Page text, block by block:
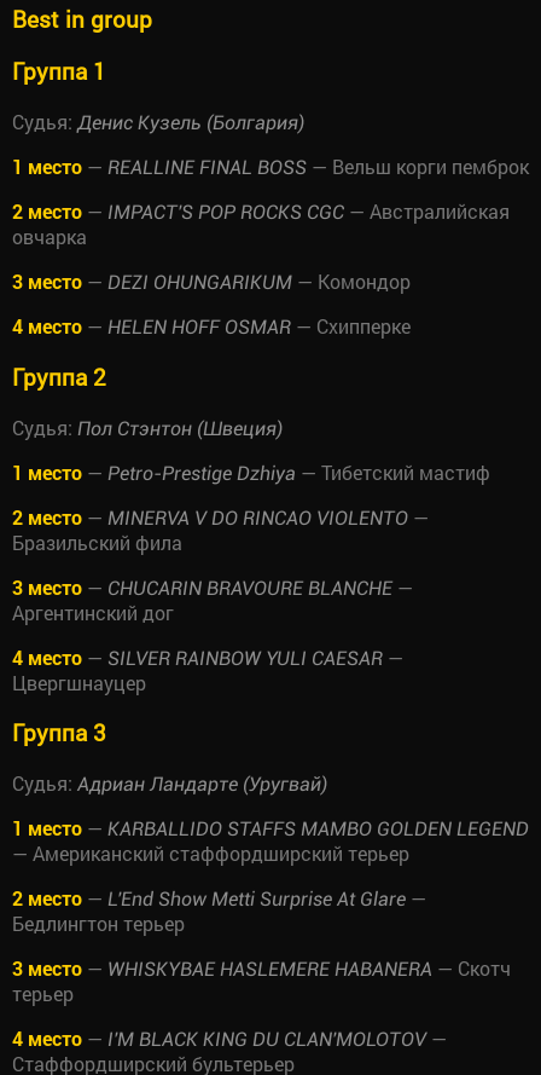
Best in group
Группа 1
Судья: Денис Кузель (Болгария)
1 место — REALLINE FINAL BOSS — Вельш корги пемброк
2 место — IMPACT'S POP ROCKS CGC — Австралийская
овчарка
3 место — DEZI OHUNGARIKUM — Комондор
4 место — HELEN HOFF OSMAR — Схипперке
Группа 2
Судья: Пол Стэнтон (Швеция)
1 место — Petro-Prestige Dzhiya — Тибетский мастиф
2 место — MINERVA V DO RINCAO VIOLENTO —
Бразильский фила
3 место — CHUCARIN BRAVOURE BLANCHE —
Аргентинский дог
4 место — SILVER RAINBOW YULI CAESAR —
Цвергшнауцер
Группа 3
Судья: Адриан Ландарте (Уругвай)
1 место — KARBALLIDO STAFFS MAMBO GOLDEN LEGEND
— Американский стаффордширский терьер
2 место — L'End Show Metti Surprise At Glare —
Бедлингтон терьер
3 место — WHISKYBAE HASLEMERE HABANERA — Скотч
терьер
4 место — I'M BLACK KING DU CLAN'MOLOTOV —
Стаффордширский бультерьер